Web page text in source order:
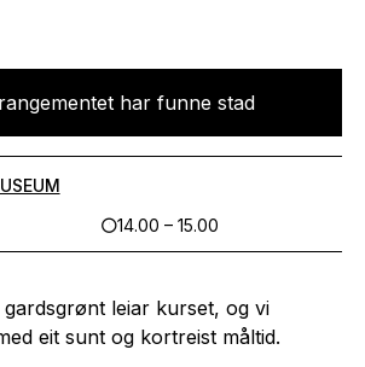
har funne stad
14.00 – 15.00
leiar kurset, og vi
eit sunt og kortreist måltid.